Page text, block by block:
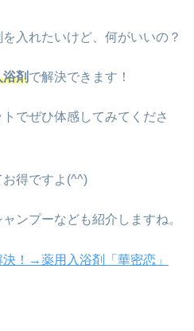
入れたいけど、何がいいの？
浴剤で解決できます！
でぜひ体感してみてくださ
得ですよ(^^)
ンプーなども紹介しますね。
！→薬用入浴剤「華密恋」